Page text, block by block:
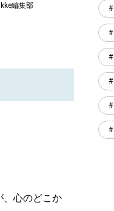
編集部
、心のどこか